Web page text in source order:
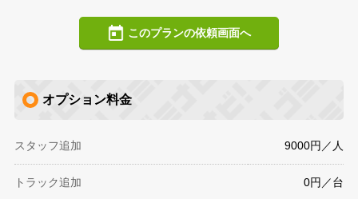
このプランの依頼画面へ
オプション料金
スタッフ追加 9000円／人
トラック追加 0円／台